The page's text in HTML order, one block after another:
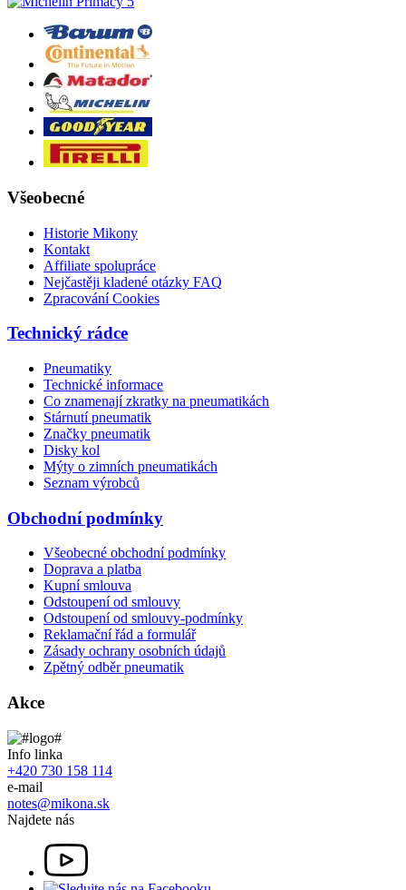
Všeobecné
Historie Mikony
Kontakt
Affiliate spolupráce
Nejčastěji kladené otázky FAQ
Zpracování Cookies
Technický rádce
Pneumatiky
Technické informace
Co znamenají zkratky na pneumatikách
Stárnutí pneumatik
Značky pneumatik
Disky kol
Mýty o zimních pneumatikách
Seznam výrobců
Obchodní podmínky
Všeobecné obchodní podmínky
Doprava a platba
Kupní smlouva
Odstoupení od smlouvy
Odstoupení od smlouvy-podmínky
Reklamační řád a formulář
Zásady ochrany osobních údajů
Zpětný odběr pneumatik
Akce
Info linka
+420 730 158 114
e-mail
notes@mikona.sk
Najdete nás